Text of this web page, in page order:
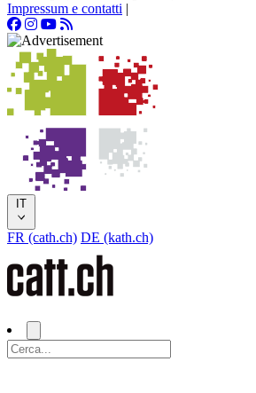
Impressum e contatti |
IT
FR (cath.ch) DE (kath.ch)